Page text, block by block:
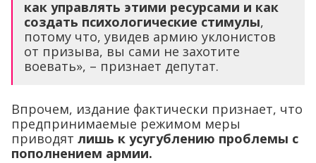
как управлять этими ресурсами и как
создать психологические стимулы,
потому что, увидев армию уклонистов
от призыва, вы сами не захотите
воевать», – признает депутат.
Впрочем, издание фактически признает, что
предпринимаемые режимом меры
приводят лишь к усугублению проблемы с
пополнением армии.